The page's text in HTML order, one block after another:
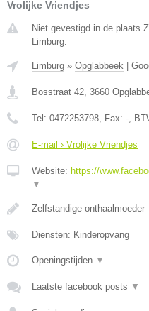
Vrolijke Vriendjes
Niet gevestigd in de plaats
Limburg.
Limburg » Opglabbeek
Bosstraat 42, 3660
Tel: 0472253798, Fax: -,
E-mail › Vrolijke Vriendjes
Website: https://
▼
Zelfstandige onthaalmoeder
Diensten: Kinderopvang
Openingstijden ▼
Laatste facebook posts ▼